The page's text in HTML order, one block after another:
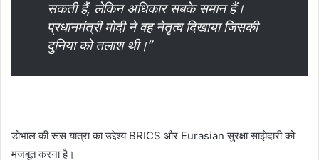
सकती हैं, लेकिन अधिकार सबके समान हैं।
प्रधानमंत्री मोदी ने वह नेतृत्व दिखाया जिसकी
दुनिया को तलाश थी।”
डोभाल की रूस यात्रा का उद्देश्य BRICS और Eurasian सुरक्षा साझेदारी को
मजबूत करना है।